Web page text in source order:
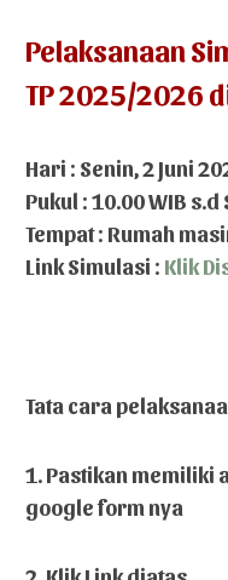
Pelaksanaan
TP 2025/2026
Hari : Senin, 2 Juni
Pukul : 10.00 WIB s.d
Tempat : Rumah
Link Simulasi : Klik
Tata cara
1. Pastikan memiliki
google form nya